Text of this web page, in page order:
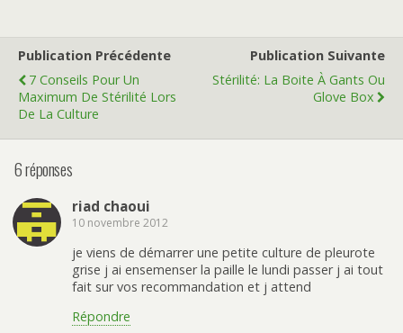
Publication Précédente
7 Conseils Pour Un
Maximum De Stérilité Lors
De La Culture
Publication Suivante
Stérilité: La Boite À Gants Ou
Glove Box
6 réponses
riad chaoui
10 novembre 2012
je viens de démarrer une petite culture de pleurote
grise j ai ensemenser la paille le lundi passer j ai tout
fait sur vos recommandation et j attend
Répondre